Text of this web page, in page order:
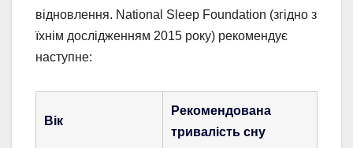
відновлення. National Sleep Foundation (згідно з
їхнім дослідженням 2015 року) рекомендує
наступне:
Вік
Рекомендована
тривалість сну